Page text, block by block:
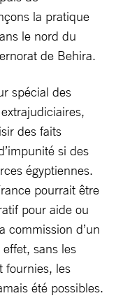
la pratique
le nord du
de Behira.
spécial des
des faits
si des
égyptiennes.
pourrait être
pour aide ou
commission d’un
sans les
fournies, les
été possibles.